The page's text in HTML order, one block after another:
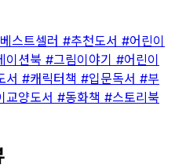
스트셀러 #추천도서 #어린이
이션북 #그림이야기 #어린이
서 #캐릭터책 #입문독서 #부
교양도서 #동화책 #스토리북